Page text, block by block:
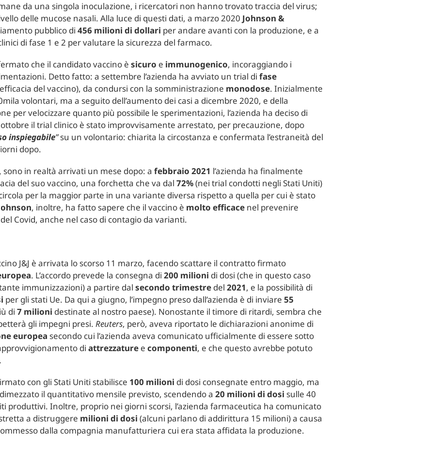
da una singola inoculazione, i ricercatori non hanno trovato traccia del virus;
delle mucose nasali. Alla luce di questi dati, a marzo 2020 Johnson &
pubblico di456 milioni di dollari per andare avanti con la produzione, e a
di fase 1 e 2 per valutare la sicurezza del farmaco.
che il candidato vaccino èsicuro e immunogenico, incoraggiando i
Detto fatto: a settembre l’azienda ha avviato un trial difase
del vaccino), da condursi con la somministrazione monodose. Inizialmente
volontari, ma a seguito dell’aumento dei casi a dicembre 2020, e della
per velocizzare quanto più possibile le sperimentazioni, l’azienda ha deciso di
il trial clinico è stato improvvisamente arrestato, per precauzione, dopo
inspiegabile”su un volontario: chiarita la circostanza e confermata l’estraneità del
dopo.
in realtà arrivati un mese dopo: afebbraio 2021 l’azienda ha finalmente
del suo vaccino, una forchetta che va dal72%(nei trial condotti negli Stati Uniti)
per la maggior parte in una variante diversa rispetto a quella per cui è stato
, inoltre, ha fatto sapere che il vaccino è molto efficace nel prevenire
Covid, anche nel caso di contagio da varianti.
J&J è arrivata lo scorso 11 marzo, facendo scattare il contratto firmato
. L’accordo prevede la consegna di200 milioni di dosi (che in questo caso
immunizzazioni) a partire dal secondo trimestre del2021, e la possibilità di
per gli stati Ue. Da qui a giugno, l’impegno preso dall’azienda è di inviare 55
di7 milioni destinate al nostro paese). Nonostante il timore di ritardi, sembra che
gli impegni presi.Reuters, però, aveva riportato le dichiarazioni anonime di
europea secondo cui l’azienda aveva comunicato ufficialmente di essere sotto
diattrezzature ecomponenti, e che questo avrebbe potuto
con gli Stati Uniti stabilisce 100 milioni di dosi consegnate entro maggio, ma
il quantitativo mensile previsto, scendendo a20 milioni di dosi sulle 40
produttivi. Inoltre, proprio nei giorni scorsi, l’azienda farmaceutica ha comunicato
a distruggere milioni di dosi (alcuni parlano di addirittura 15 milioni) a causa
dalla compagnia manufatturiera cui era stata affidata la produzione.